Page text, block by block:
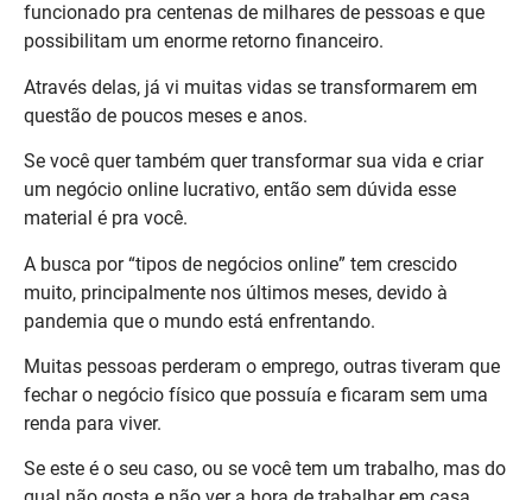
funcionado pra centenas de milhares de pessoas e que
possibilitam um enorme retorno financeiro.
Através delas, já vi muitas vidas se transformarem em
questão de poucos meses e anos.
Se você quer também quer transformar sua vida e criar
um negócio online lucrativo, então sem dúvida esse
material é pra você.
A busca por “tipos de negócios online” tem crescido
muito, principalmente nos últimos meses, devido à
pandemia que o mundo está enfrentando.
Muitas pessoas perderam o emprego, outras tiveram que
fechar o negócio físico que possuía e ficaram sem uma
renda para viver.
Se este é o seu caso, ou se você tem um trabalho, mas do